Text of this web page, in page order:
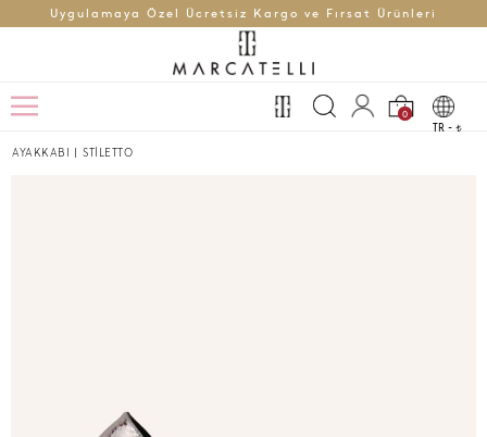
Uygulamaya Özel Ücretsiz Kargo ve Fırsat Ürünleri
0
TR - t
AYAKKABI | STİLETTO